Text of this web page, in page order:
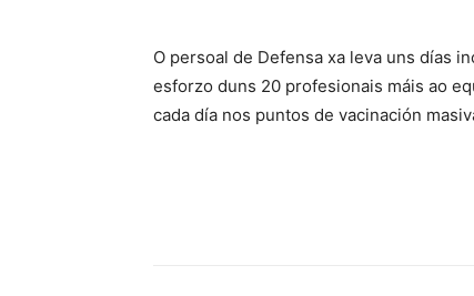
O persoal de Defensa xa leva uns días
esforzo duns 20 profesionais máis ao
cada día nos puntos de vacinación